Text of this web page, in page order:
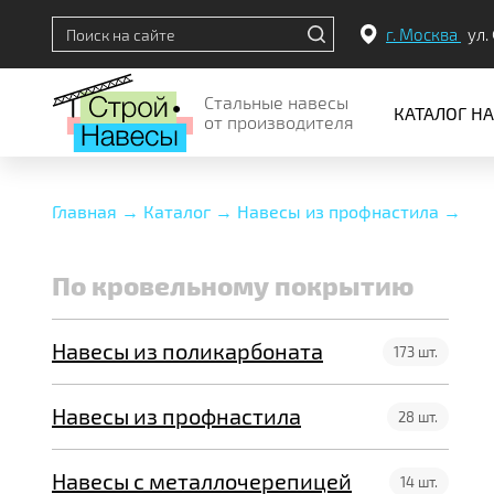
г. Москва ул.
Стальные навесы
от производителя
КАТАЛОГ
По месту установки
По конструкции
Главная → Каталог → Навесы из профнастила →
По кровельному покрытию
Навесы из поликарбоната 173 шт.
Навесы из профнастила 28 шт.
Навесы с металлочерепицей 14 шт.